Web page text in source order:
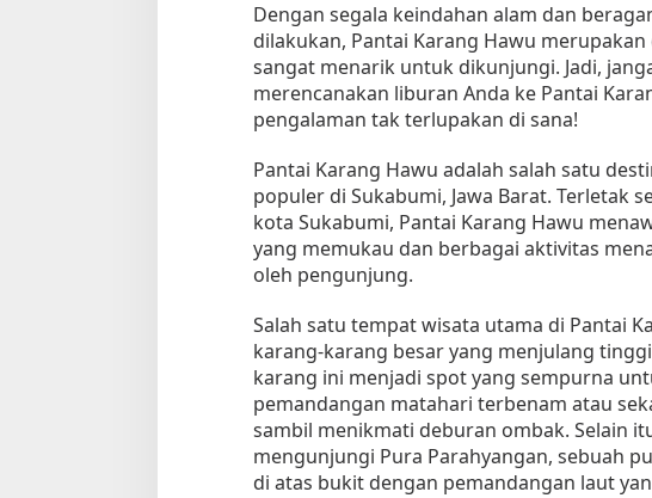
Dengan segala keindahan alam dan
dilakukan, Pantai Karang Hawu
sangat menarik untuk dikunjungi. Jadi,
merencanakan liburan Anda ke Pantai
pengalaman tak terlupakan di sana!
Pantai Karang Hawu adalah salah satu
populer di Sukabumi, Jawa Barat. Terletak
kota Sukabumi, Pantai Karang Hawu
yang memukau dan berbagai aktivitas
oleh pengunjung.
Salah satu tempat wisata utama di Pantai
karang-karang besar yang menjulang
karang ini menjadi spot yang sempurna
pemandangan matahari terbenam atau
sambil menikmati deburan ombak. Selain
mengunjungi Pura Parahyangan, sebuah
di atas bukit dengan pemandangan laut